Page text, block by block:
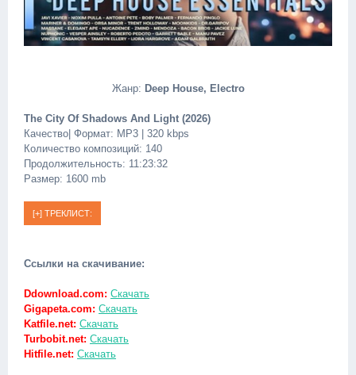
Жанр: Deep House, Electro
The City Of Shadows And Light (2026)
Качество| Формат: MP3 | 320 kbps
Количество композиций: 140
Продолжительность: 11:23:32
Размер: 1600 mb
Ссылки на скачивание:
Ddownload.com: Скачать
Gigapeta.com: Скачать
Katfile.net: Скачать
Turbobit.net: Скачать
Hitfile.net: Скачать